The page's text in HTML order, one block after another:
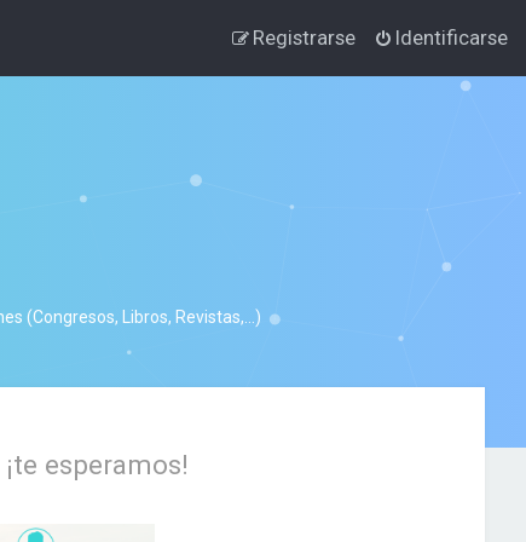
Identificarse
Registrarse
(Congresos, Libros, Revistas,...)
esperamos!